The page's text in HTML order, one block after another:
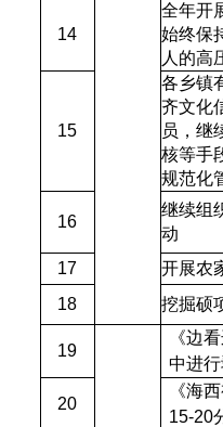
14
全年开
始终保
人的高
15
各乡镇
齐文化
员 ， 继
核等手
规范化
16
继续组
动
17
开展农
18
挖掘硕
19
《边
中进
20
《海
15-20